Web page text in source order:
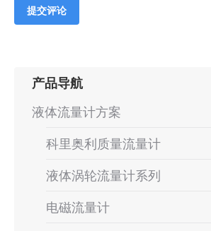
提交评论
产品导航
液体流量计方案
科里奥利质量流量计
液体涡轮流量计系列
电磁流量计